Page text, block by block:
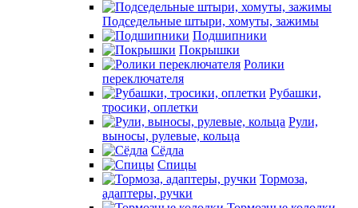
Подседельные штыри, хомуты, зажимы
Подшипники
Покрышки
Ролики
переключателя
Рубашки,
тросики, оплетки
Рули,
выносы, рулевые, кольца
Сёдла
Спицы
Тормоза,
адаптеры, ручки